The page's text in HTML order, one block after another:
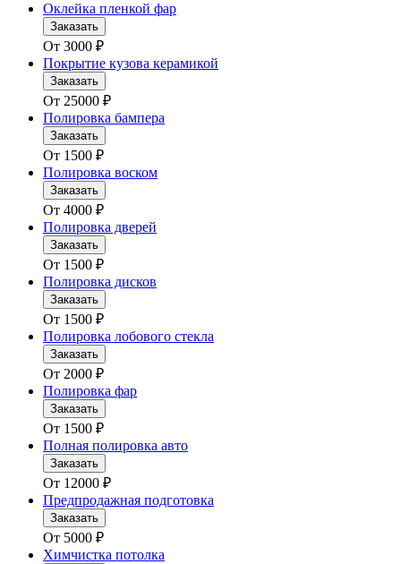
Оклейка пленкой фар
Заказать
От 3000 ₽
Покрытие кузова керамикой
Заказать
От 25000 ₽
Полировка бампера
Заказать
От 1500 ₽
Полировка воском
Заказать
От 4000 ₽
Полировка дверей
Заказать
От 1500 ₽
Полировка дисков
Заказать
От 1500 ₽
Полировка лобового стекла
Заказать
От 2000 ₽
Полировка фар
Заказать
От 1500 ₽
Полная полировка авто
Заказать
От 12000 ₽
Предпродажная подготовка
Заказать
От 5000 ₽
Химчистка потолка